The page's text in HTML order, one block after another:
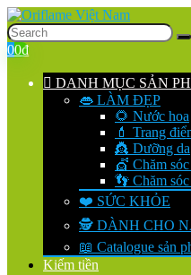
00₫
DANH MỤC SẢN
👄 LÀM ĐẸP
🌻 Nước hoa
💄 Trang
👸 Dưỡng da
💇 Chăm
👣 Chăm sóc
❤️ SỨC KHỎE
🕵️ DÀNH CHO
📖 Catalogue sản
Kiếm tiền